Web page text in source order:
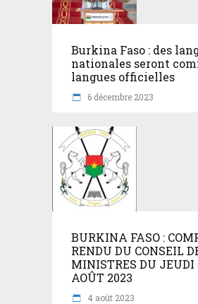
Burkina Faso : des
nationales seront
langues officielles
6 décembre 2023
BURKINA FASO :
RENDU DU CONSEIL
MINISTRES DU JEUDI
AOÛT 2023
4 août 2023